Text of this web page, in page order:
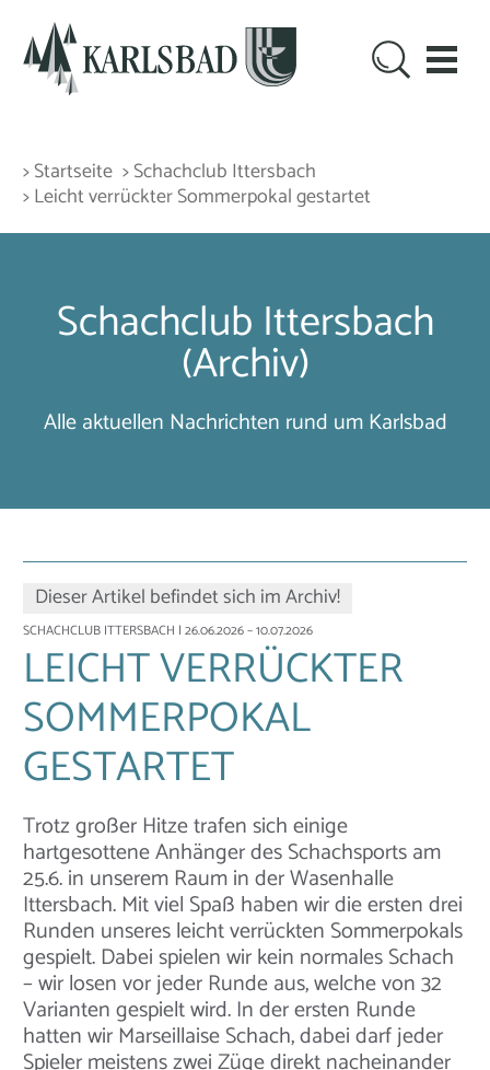
> Startseite > Schachclub Ittersbach
> Leicht verrückter Sommerpokal gestartet
Schachclub Ittersbach
(Archiv)
Alle aktuellen Nachrichten rund um Karlsbad
Dieser Artikel befindet sich im Archiv!
SCHACHCLUB ITTERSBACH | 26.06.2026 – 10.07.2026
LEICHT VERRÜCKTER
SOMMERPOKAL
GESTARTET
Trotz großer Hitze trafen sich einige
hartgesottene Anhänger des Schachsports am
25.6. in unserem Raum in der Wasenhalle
Ittersbach. Mit viel Spaß haben wir die ersten drei
Runden unseres leicht verrückten Sommerpokals
gespielt. Dabei spielen wir kein normales Schach
– wir losen vor jeder Runde aus, welche von 32
Varianten gespielt wird. In der ersten Runde
hatten wir Marseillaise Schach, dabei darf jeder
Spieler meistens zwei Züge direkt nacheinander